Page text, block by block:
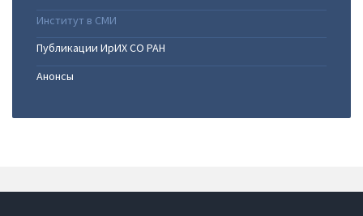
Институт в СМИ
Публикации ИрИХ СО РАН
Анонсы